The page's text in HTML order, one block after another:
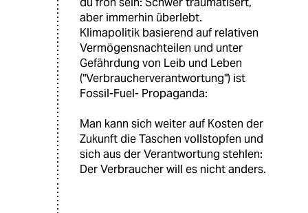
aber immerhin überlebt.
Klimapolitik basierend auf relativen
Vermögensnachteilen und unter
Gefährdung von Leib und Leben
("Verbraucherverantwortung") ist
Fossil-Fuel- Propaganda:
Man kann sich weiter auf Kosten der
Zukunft die Taschen vollstopfen und
sich aus der Verantwortung stehlen:
Der Verbraucher will es nicht anders.